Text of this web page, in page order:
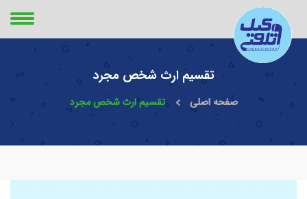
تقسیم ارث شخص مجرد
صفحه اصلی تقسیم ارث شخص مجرد